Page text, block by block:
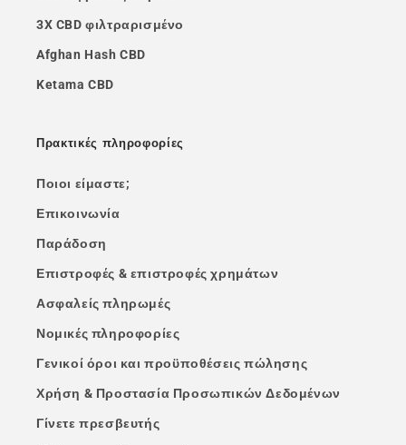
3X CBD φιλτραρισμένο
Afghan Hash CBD
Ketama CBD
Πρακτικές πληροφορίες
Ποιοι είμαστε;
Επικοινωνία
Παράδοση
Επιστροφές & επιστροφές χρημάτων
Ασφαλείς πληρωμές
Νομικές πληροφορίες
Γενικοί όροι και προϋποθέσεις πώλησης
Χρήση & Προστασία Προσωπικών Δεδομένων
Γίνετε πρεσβευτής